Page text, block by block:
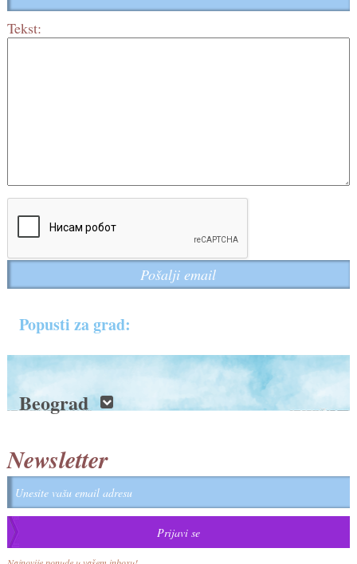
Tekst:
Popusti za grad:
Beograd
Newsletter